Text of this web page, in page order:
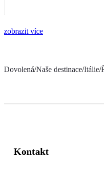
zobrazit více
Dovolená/Naše destinace/Itálie/
Kontakt